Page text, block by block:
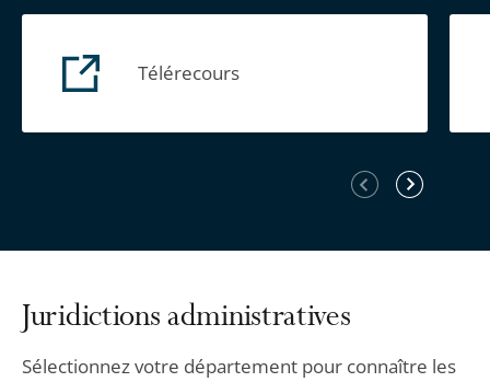
Télérecours
Élément
précédent
Élément
suivant
Juridictions administratives
Sélectionnez votre département pour connaître les